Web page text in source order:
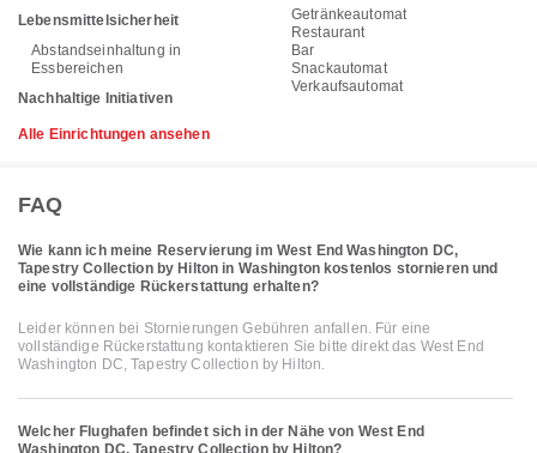
Lebensmittelsicherheit
Abstandseinhaltung in
Essbereichen
Nachhaltige Initiativen
Getränkeautomat
Restaurant
Bar
Snackautomat
Verkaufsautomat
Alle Einrichtungen ansehen
FAQ
Wie kann ich meine Reservierung im West End Washington DC,
Tapestry Collection by Hilton in Washington kostenlos stornieren und
eine vollständige Rückerstattung erhalten?
Leider können bei Stornierungen Gebühren anfallen. Für eine
vollständige Rückerstattung kontaktieren Sie bitte direkt das West End
Washington DC, Tapestry Collection by Hilton.
Welcher Flughafen befindet sich in der Nähe von West End
Washington DC, Tapestry Collection by Hilton?